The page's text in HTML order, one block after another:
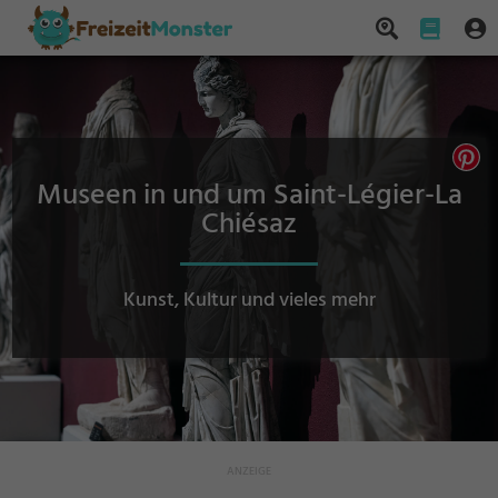
Museen in und um Saint-Légier-La
Chiésaz
Kunst, Kultur und vieles mehr